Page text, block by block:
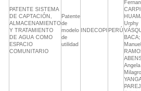
PATENTE SISTEMA
DE CAPTACIÓN,
ALMACENAMIENTO
Y TRATAMIENTO
DE AGUA COMO
ESPACIO
COMUNITARIO
Patente
de
modelo
de
utilidad
INDECOPI PERÚ
Urphy
Manuel
Angela